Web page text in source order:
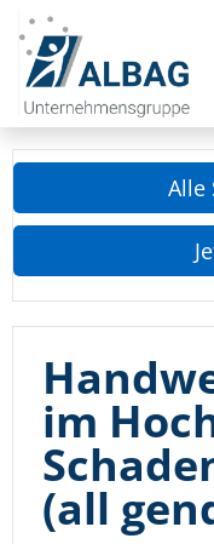
Deutsch
Stellenangebote
Über uns
Der
FAQ
Alle
im
(all